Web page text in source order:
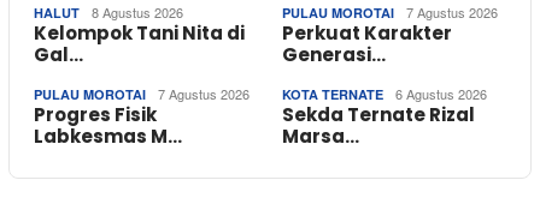
HALUT 8 Agustus 2026
Kelompok Tani Nita di
Gal…
PULAU MOROTAI 7 Agustus 2026
Perkuat Karakter
Generasi…
PULAU MOROTAI 7 Agustus 2026
Progres Fisik
Labkesmas M…
KOTA TERNATE 6 Agustus 2026
Sekda Ternate Rizal
Marsa…